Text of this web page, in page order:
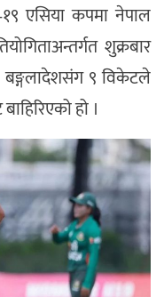
एसिया कपमा नेपाल
शुक्रबार
बङ्गलादेशसंग ९ विकेटले
हो ।